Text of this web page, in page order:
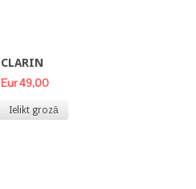
CLARIN
Eur 49,00
Ielikt grozā